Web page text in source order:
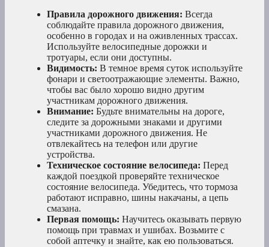
Правила дорожного движения: Всегда
соблюдайте правила дорожного движения,
особенно в городах и на оживленных трассах.
Используйте велосипедные дорожки и
тротуары, если они доступны.
Видимость: В темное время суток используйте
фонари и светоотражающие элементы. Важно,
чтобы вас было хорошо видно другим
участникам дорожного движения.
Внимание: Будьте внимательны на дороге,
следите за дорожными знаками и другими
участниками дорожного движения. Не
отвлекайтесь на телефон или другие
устройства.
Техническое состояние велосипеда: Перед
каждой поездкой проверяйте техническое
состояние велосипеда. Убедитесь, что тормоза
работают исправно, шины накачаны, а цепь
смазана.
Первая помощь: Научитесь оказывать первую
помощь при травмах и ушибах. Возьмите с
собой аптечку и знайте, как ею пользоваться.